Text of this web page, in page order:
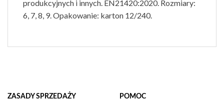
produkcyjnych i innych. EN21420:2020. Rozmiary:
6, 7, 8, 9. Opakowanie: karton 12/240.
ZASADY SPRZEDAŻY POMOC